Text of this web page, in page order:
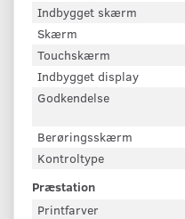
Indbygget skærm
Skærm
Touchskærm
Indbygget display
Godkendelse
Berøringsskærm
Kontroltype
Præstation
Printfarver